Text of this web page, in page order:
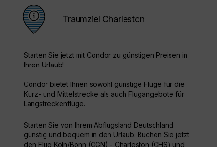
Traumziel Charleston
Starten Sie jetzt mit Condor zu günstigen Preisen in
Ihren Urlaub!
Condor bietet Ihnen sowohl günstige Flüge für die
Kurz- und Mittelstrecke als auch Flugangebote für
Langstreckenflüge.
Starten Sie von Ihrem Abflugsland Deutschland
günstig und bequem in den Urlaub. Buchen Sie jetzt
den Flug Köln/Bonn (CGN) - Charleston (CHS) und